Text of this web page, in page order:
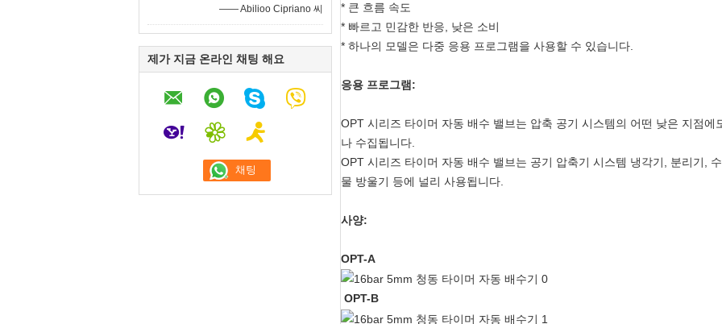
—— Abilioo Cipriano 씨
제가 지금 온라인 채팅 해요
* 큰 흐름 속도
* 빠르고 민감한 반응, 낮은 소비
* 하나의 모델은 다중 응용 프로그램을 사용할 수 있습니다.
응용 프로그램:
OPT 시리즈 타이머 자동 배수 밸브는 압축 공기 시스템의 어떤 낮은 지점
나 수집됩니다.
OPT 시리즈 타이머 자동 배수 밸브는 공기 압축기 시스템 냉각기, 분리기,
물 방울기 등에 널리 사용됩니다.
사양:
OPT-A
OPT-B